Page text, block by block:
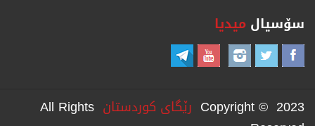
سۆسیال میدیا
Copyright © 2023 رێگای كوردستان All Rights